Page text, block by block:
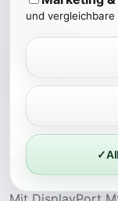
Mehrere
und
✓